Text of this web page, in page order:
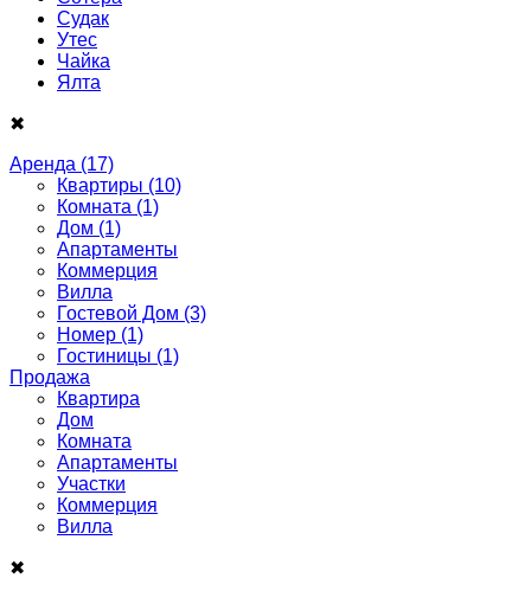
Судак
Утес
Чайка
Ялта
✖
Аренда (17)
Квартиры (10)
Комната (1)
Дом (1)
Апартаменты
Коммерция
Вилла
Гостевой Дом (3)
Номер (1)
Гостиницы (1)
Продажа
Квартира
Дом
Комнатa
Апартаменты
Участки
Коммерция
Виллa
✖